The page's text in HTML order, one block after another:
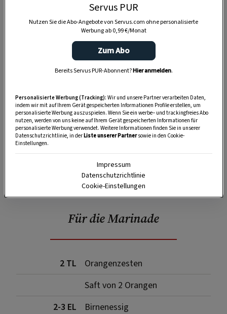
SPEICHERN DRUCKEN
Für die Marinade
2 TL
Orangenzesten
Saft von 2 Orangen
2-3 EL
Birnenessig
Servus PUR
Nutzen Sie die Abo-Angebote von Servus.com ohne personalisierte
Werbung ab 0,99 €/Monat
Zum Abo
Bereits Servus PUR-Abonnent?Hier anmelden.
Personalisierte Werbung (Tracking): Wir und unsere Partner verarbeiten Daten,
indem wir mit auf Ihrem Gerät gespeicherten Informationen Profile erstellen, um
personalisierte Werbung auszuspielen. Wenn Sie ein werbe– und trackingfreies Abo
nutzen, werden von uns keine auf Ihrem Gerät gespeicherten Informationen für
personalisierte Werbung verwendet. Weitere Informationen finden Sie in unserer
Datenschutzrichtlinie, in derListe unserer Partnersowie in den Cookie-
Einstellungen.
Impressum
Datenschutzrichtlinie
Cookie-Einstellungen